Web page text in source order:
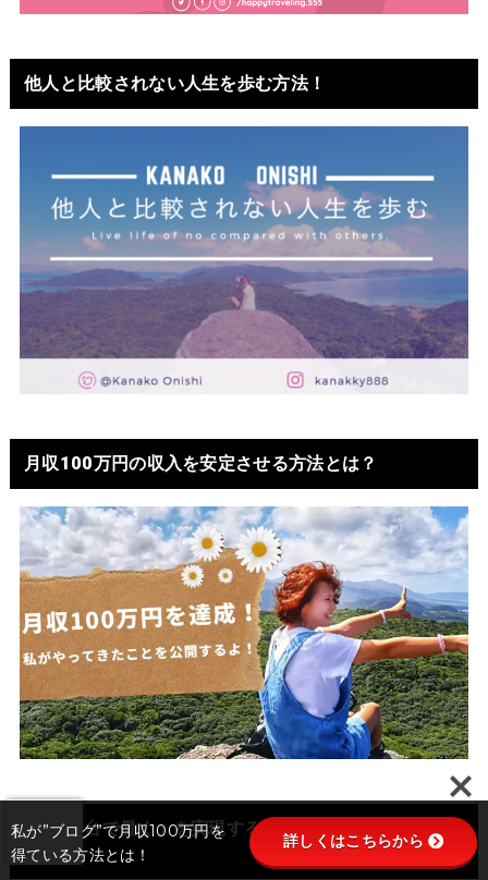
他人と比較されない人生を歩む方法！
月収100万円の収入を安定させる方法とは？
「PC一台で働く」を実現するためのチャンネルへよう
こそ！
私が”ブログ”で月収100万円を
得ている方法とは！
詳しくはこちらから